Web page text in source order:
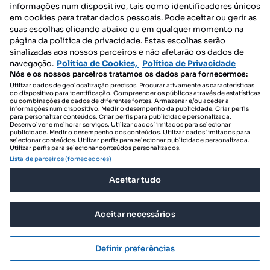
Mapa do Site
Contacte-nos
SIGA-NOS:
DESCARREGAR NA:
© 2026 Imovirtual.com, OLX Portugal, S.A.
TERMOS DE UTILIZAÇÃO
POLÍTICA DE PRIVACIDADE
CONFIGURAÇÕES DE PRIVACIDADE
informações num dispositivo, tais como identificadores únicos
em cookies para tratar dados pessoais. Pode aceitar ou gerir as
suas escolhas clicando abaixo ou em qualquer momento na
página da política de privacidade. Estas escolhas serão
sinalizadas aos nossos parceiros e não afetarão os dados de
navegação. Política de Cookies, Política de Privacidade
Nós e os nossos parceiros tratamos os dados para fornecermos:
Utilizar dados de geolocalização precisos. Procurar ativamente as características
do dispositivo para identificação. Compreender os públicos através de estatísticas
ou combinações de dados de diferentes fontes. Armazenar e/ou aceder a
informações num dispositivo. Medir o desempenho da publicidade. Criar perfis
para personalizar conteúdos. Criar perfis para publicidade personalizada.
Desenvolver e melhorar serviços. Utilizar dados limitados para selecionar
publicidade. Medir o desempenho dos conteúdos. Utilizar dados limitados para
selecionar conteúdos. Utilizar perfis para selecionar publicidade personalizada.
Utilizar perfis para selecionar conteúdos personalizados.
Lista de parceiros (fornecedores)
Aceitar tudo
Aceitar necessários
Definir preferências